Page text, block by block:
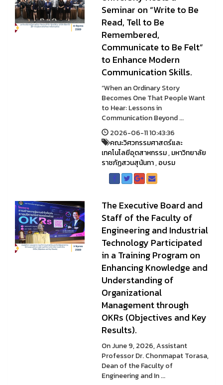
Seminar on “Write to Be
Read, Tell to Be
Remembered,
Communicate to Be Felt”
to Enhance Modern
Communication Skills.
“When an Ordinary Story
Becomes One That People Want
to Hear: Lessons in
Communication Beyond ...
2026-06-11 10:43:36
คณะวิศวกรรมศาสตร์และ
เทคโนโลยีอุตสาหกรรม,มหาวิทยาลัย
ราชภัฏสวนสุนันทา,อบรม
The Executive Board and
Staff of the Faculty of
Engineering and Industrial
Technology Participated
in a Training Program on
Enhancing Knowledge and
Understanding of
Organizational
Management through
OKRs (Objectives and Key
Results).
On June 9, 2026, Assistant
Professor Dr. Chonmapat Torasa,
Dean of the Faculty of
Engineering and In ...